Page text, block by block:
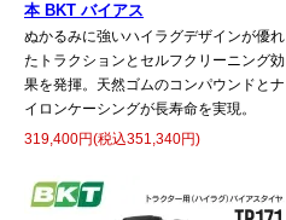
本 BKT バイアス
ぬかるみに強いハイラグデザインが優れ
たトラクションとセルフクリーニング効
果を発揮。天然ゴムのコンパウンドとナ
イロンケーシングが長寿命を実現。
319,400円(税込351,340円)